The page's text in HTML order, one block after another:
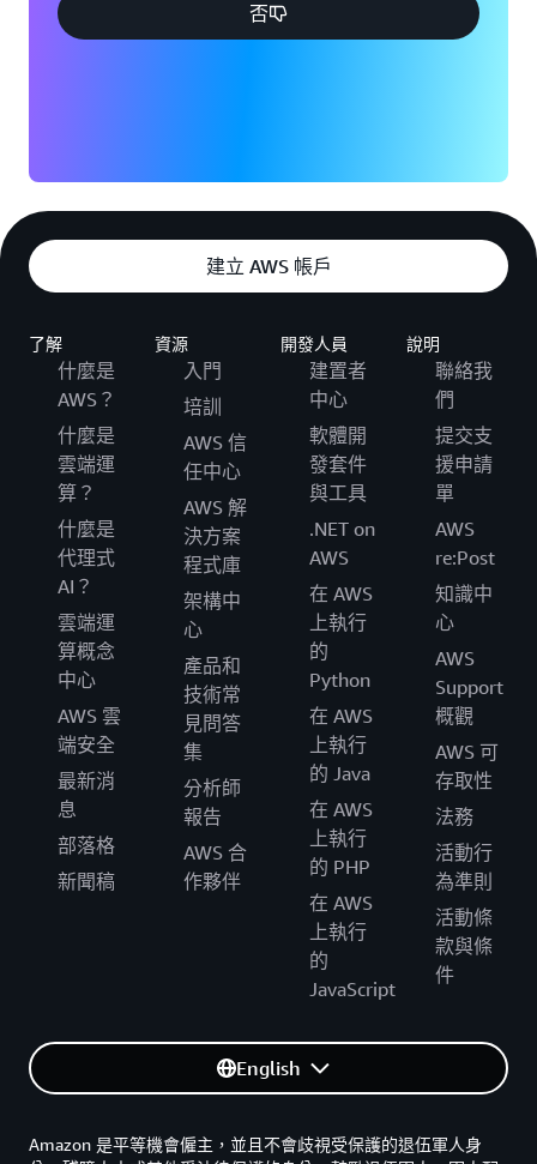
否
建立 AWS 帳戶
了解
什麼是
AWS？
什麼是
雲端運
算？
什麼是
代理式
AI？
雲端運
算概念
中心
AWS 雲
端安全
最新消
息
部落格
新聞稿
資源
入門
培訓
AWS 信
任中心
AWS 解
決方案
程式庫
架構中
心
產品和
技術常
見問答
集
分析師
報告
AWS 合
作夥伴
開發人員
建置者
中心
軟體開
發套件
與工具
.NET on
AWS
在 AWS
上執行
的
Python
在 AWS
上執行
的 Java
在 AWS
上執行
的 PHP
在 AWS
上執行
的
JavaScript
說明
聯絡我
們
提交支
援申請
單
AWS
re:Post
知識中
心
AWS
Support
概觀
AWS 可
存取性
法務
活動行
為準則
活動條
款與條
件
English
Amazon 是平等機會僱主，並且不會歧視受保護的退伍軍人身